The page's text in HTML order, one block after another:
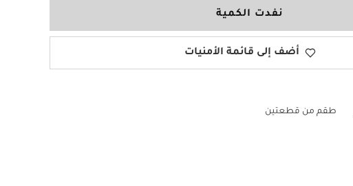
نفدت الكمية
أضف إلى قائمة الأمنيات
طقم من قطعتين